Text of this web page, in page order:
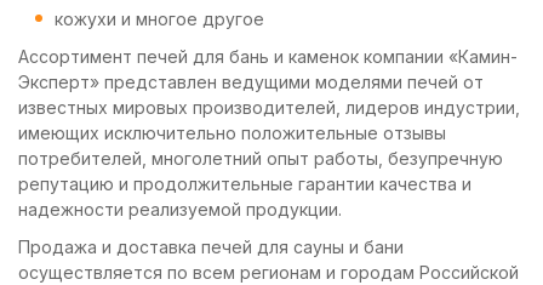
кожухи и многое другое
Ассортимент печей для бань и каменок компании «Камин-
Эксперт» представлен ведущими моделями печей от
известных мировых производителей, лидеров индустрии,
имеющих исключительно положительные отзывы
потребителей, многолетний опыт работы, безупречную
репутацию и продолжительные гарантии качества и
надежности реализуемой продукции.
Продажа и доставка печей для сауны и бани
осуществляется по всем регионам и городам Российской